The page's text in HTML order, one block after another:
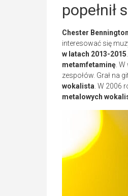
popełnił
Chester Bennington
interesować się
w latach 2013-2015
metamfetaminę .
zespołów. Grał na
wokalista . W 2006
metalowych